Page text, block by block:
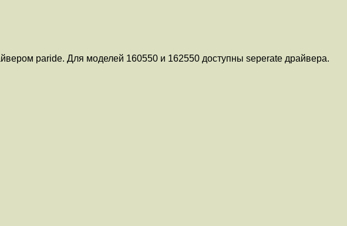
paride. Для моделей 160550 и 162550 доступны seperate драйвера.